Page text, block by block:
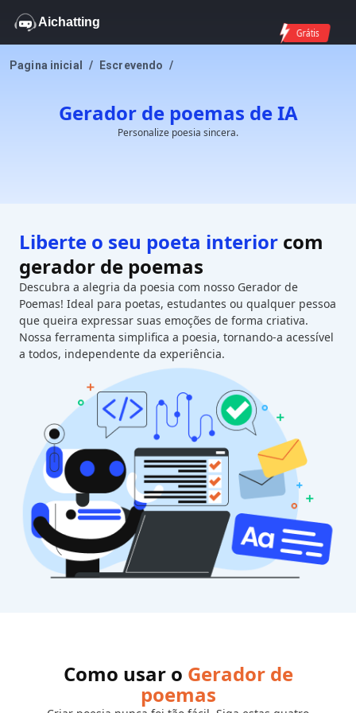
Aichatting
Grátis
Pagina inicial / Escrevendo /
Gerador de poemas de IA
Personalize poesia sincera.
Liberte o seu poeta interior com
gerador de poemas
Descubra a alegria da poesia com nosso Gerador de
Poemas! Ideal para poetas, estudantes ou qualquer pessoa
que queira expressar suas emoções de forma criativa.
Nossa ferramenta simplifica a poesia, tornando-a acessível
a todos, independente da experiência.
Como usar o Gerador de
poemas